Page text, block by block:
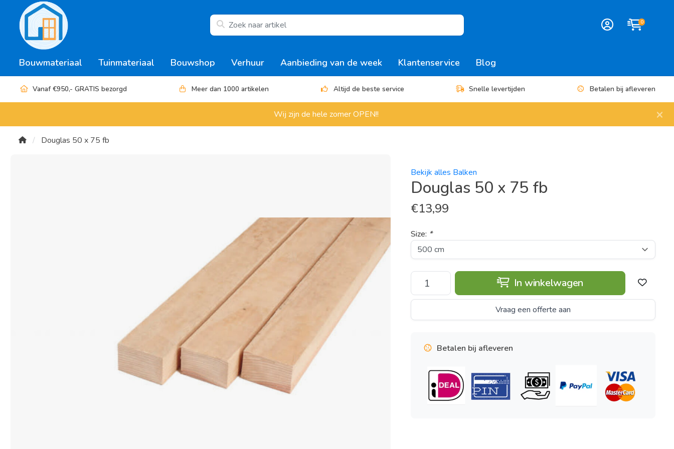
0
Bouwmateriaal Tuinmateriaal Bouwshop Verhuur Aanbieding van de week Klantenservice Blog
Vanaf €950,- GRATIS bezorgd Meer dan 1000 artikelen Altijd de beste service Snelle levertijden Betalen bij afleveren
Wij zijn de hele zomer OPEN!! ×
Douglas 50 x 75 fb
Bekijk alles Balken
Douglas 50 x 75 fb
€13,99
Size: *
In winkelwagen
Vraag een offerte aan
Betalen bij afleveren